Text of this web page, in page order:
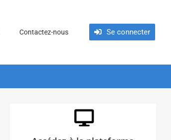
Contactez-nous Se connecter